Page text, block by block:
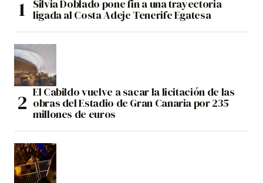
Silvia Doblado pone fin a una trayectoria
ligada al Costa Adeje Tenerife Egatesa
El Cabildo vuelve a sacar la licitación de las
obras del Estadio de Gran Canaria por 235
millones de euros